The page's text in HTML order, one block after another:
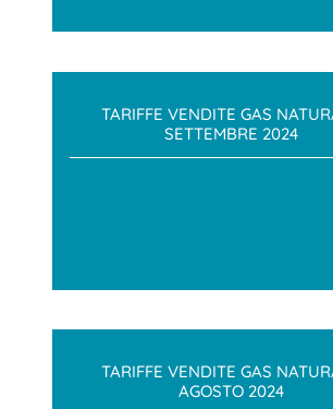
TARIFFE VENDITE GAS
SETTEMBRE 2024
TARIFFE VENDITE GAS
AGOSTO 2024